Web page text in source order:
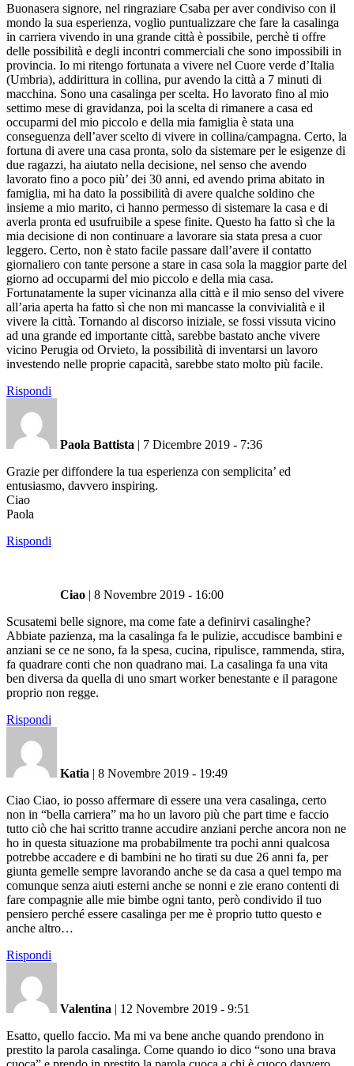
Buonasera signore, nel ringraziare Csaba per aver condiviso con il
mondo la sua esperienza, voglio puntualizzare che fare la casalinga
in carriera vivendo in una grande città è possibile, perchè ti offre
delle possibilità e degli incontri commerciali che sono impossibili in
provincia. Io mi ritengo fortunata a vivere nel Cuore verde d’Italia
(Umbria), addirittura in collina, pur avendo la città a 7 minuti di
macchina. Sono una casalinga per scelta. Ho lavorato fino al mio
settimo mese di gravidanza, poi la scelta di rimanere a casa ed
occuparmi del mio piccolo e della mia famiglia è stata una
conseguenza dell’aver scelto di vivere in collina/campagna. Certo, la
fortuna di avere una casa pronta, solo da sistemare per le esigenze di
due ragazzi, ha aiutato nella decisione, nel senso che avendo
lavorato fino a poco più’ dei 30 anni, ed avendo prima abitato in
famiglia, mi ha dato la possibilità di avere qualche soldino che
insieme a mio marito, ci hanno permesso di sistemare la casa e di
averla pronta ed usufruibile a spese finite. Questo ha fatto sì che la
mia decisione di non continuare a lavorare sia stata presa a cuor
leggero. Certo, non è stato facile passare dall’avere il contatto
giornaliero con tante persone a stare in casa sola la maggior parte del
giorno ad occuparmi del mio piccolo e della mia casa.
Fortunatamente la super vicinanza alla città e il mio senso del vivere
all’aria aperta ha fatto sì che non mi mancasse la convivialità e il
vivere la città. Tornando al discorso iniziale, se fossi vissuta vicino
ad una grande ed importante città, sarebbe bastato anche vivere
vicino Perugia od Orvieto, la possibilità di inventarsi un lavoro
investendo nelle proprie capacità, sarebbe stato molto più facile.
Rispondi
Paola Battista | 7 Dicembre 2019 - 7:36
Grazie per diffondere la tua esperienza con semplicita’ ed
entusiasmo, davvero inspiring.
Ciao
Paola
Rispondi
Ciao | 8 Novembre 2019 - 16:00
Scusatemi belle signore, ma come fate a definirvi casalinghe?
Abbiate pazienza, ma la casalinga fa le pulizie, accudisce bambini e
anziani se ce ne sono, fa la spesa, cucina, ripulisce, rammenda, stira,
fa quadrare conti che non quadrano mai. La casalinga fa una vita
ben diversa da quella di uno smart worker benestante e il paragone
proprio non regge.
Rispondi
Katia | 8 Novembre 2019 - 19:49
Ciao Ciao, io posso affermare di essere una vera casalinga, certo
non in “bella carriera” ma ho un lavoro più che part time e faccio
tutto ciò che hai scritto tranne accudire anziani perche ancora non ne
ho in questa situazione ma probabilmente tra pochi anni qualcosa
potrebbe accadere e di bambini ne ho tirati su due 26 anni fa, per
giunta gemelle sempre lavorando anche se da casa a quel tempo ma
comunque senza aiuti esterni anche se nonni e zie erano contenti di
fare compagnie alle mie bimbe ogni tanto, però condivido il tuo
pensiero perché essere casalinga per me è proprio tutto questo e
anche altro…
Rispondi
Valentina | 12 Novembre 2019 - 9:51
Esatto, quello faccio. Ma mi va bene anche quando prendono in
prestito la parola casalinga. Come quando io dico “sono una brava